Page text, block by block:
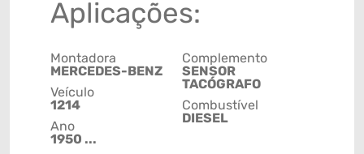
Aplicações:
Montadora
MERCEDES-BENZ
Veículo
1214
Ano
1950 ...
Complemento
SENSOR
TACÓGRAFO
Combustível
DIESEL